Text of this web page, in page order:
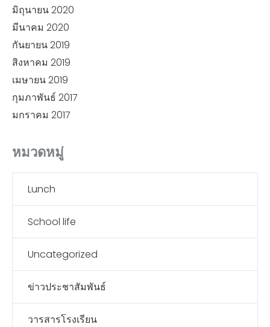
มิถุนายน 2020
มีนาคม 2020
กันยายน 2019
สิงหาคม 2019
เมษายน 2019
กุมภาพันธ์ 2017
มกราคม 2017
หมวดหมู่
Lunch
School life
Uncategorized
ข่าวประชาสัมพันธ์
วารสารโรงเรียน